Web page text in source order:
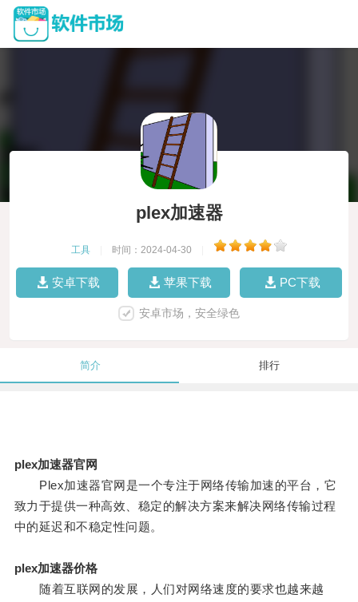
plex加速器
工具 时间：2024-04-30
安卓下载 苹果下载 PC下载
安卓市场，安全绿色
简介 排行
plex加速器官网
Plex加速器官网是一个专注于网络传输加速的平台，它
致力于提供一种高效、稳定的解决方案来解决网络传输过程
中的延迟和不稳定性问题。
plex加速器价格
随着互联网的发展，人们对网络速度的要求也越来越